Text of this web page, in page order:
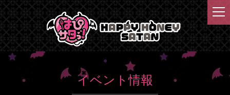
イベント情報
t
o
e
n